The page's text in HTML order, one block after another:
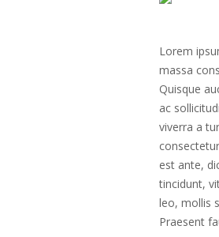
Lorem
massa
Quisque
ac
viverra a
est ante,
tincidunt,
leo, mollis
Praesent